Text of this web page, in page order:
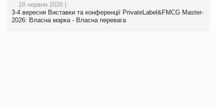
18 червня 2026 |
3-4 вересня Виставки та конференції PrivateLabel&FMCG Master-
2026: Власна марка - Власна перевага